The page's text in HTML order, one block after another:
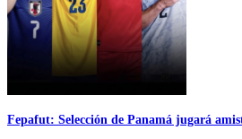
Fepafut: Selección de Panamá jugará